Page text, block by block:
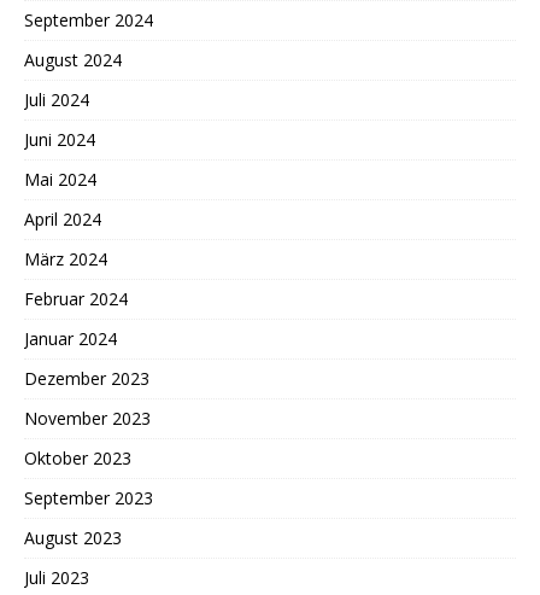
September 2024
August 2024
Juli 2024
Juni 2024
Mai 2024
April 2024
März 2024
Februar 2024
Januar 2024
Dezember 2023
November 2023
Oktober 2023
September 2023
August 2023
Juli 2023